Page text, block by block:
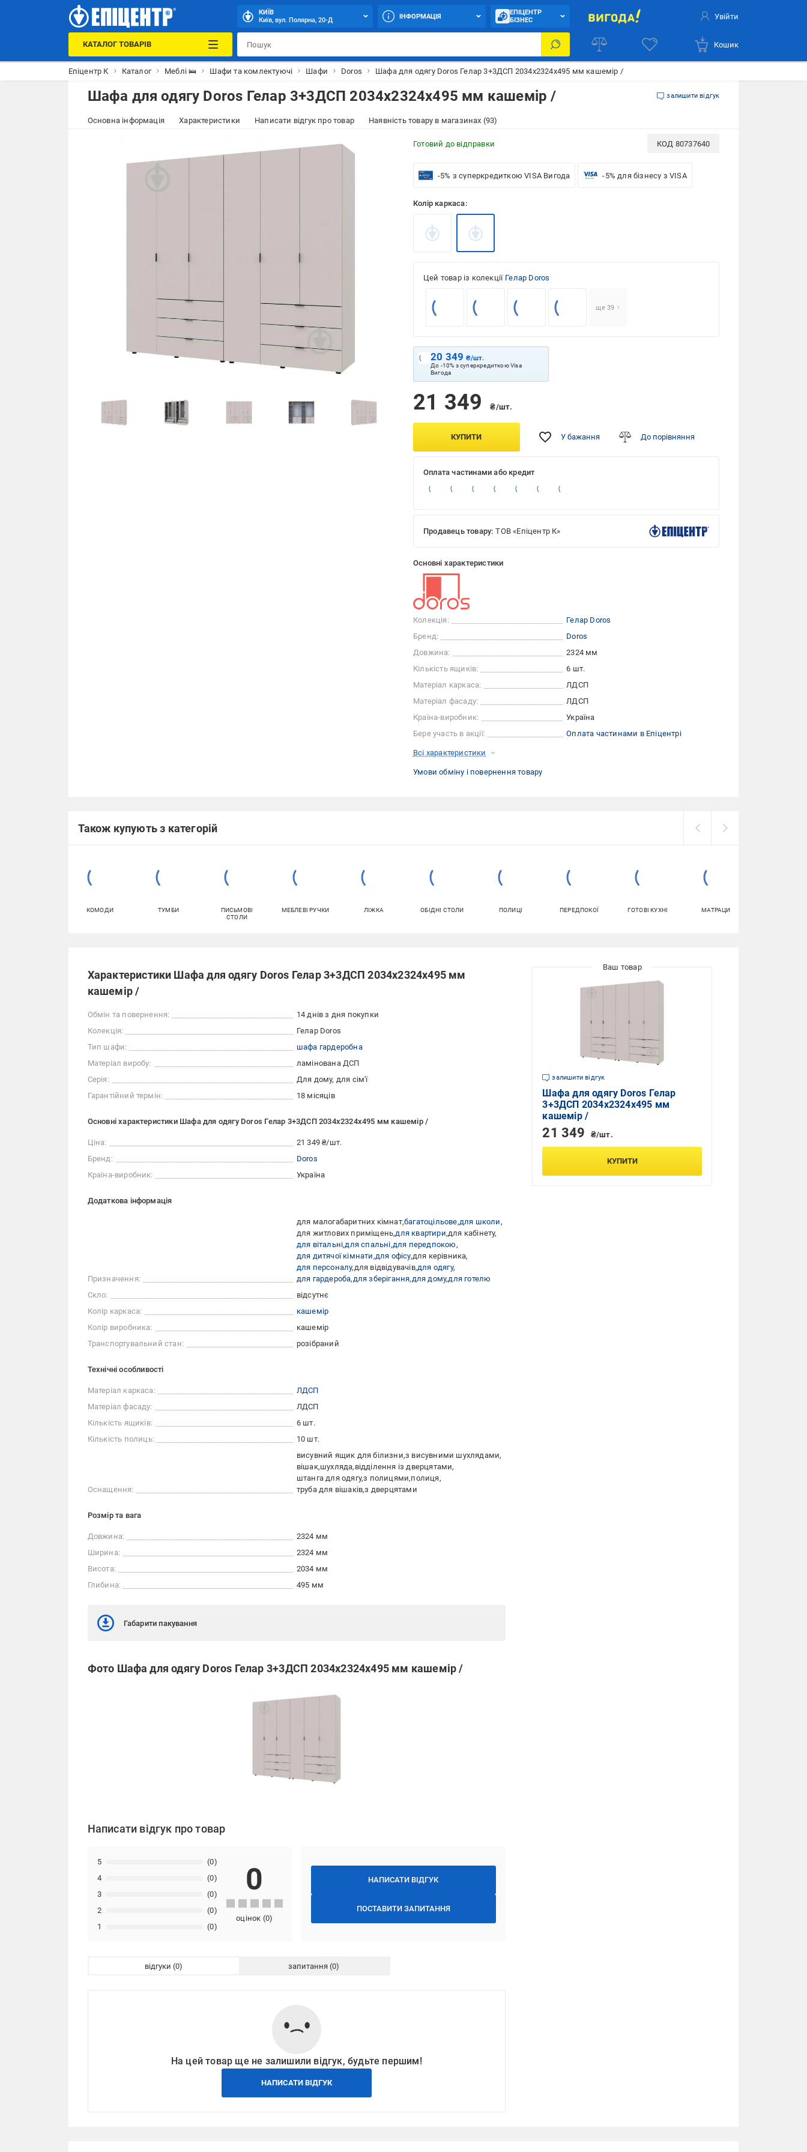
КИЇВ
Київ, вул. Полярна, 20-Д
ІНФОРМАЦІЯ
ЕПІЦЕНТР
БІЗНЕС
Увійти
КАТАЛОГ ТОВАРІВ Кошик
Епіцентр К Каталог Меблі 🛌 Шафи та комлектуючі Шафи Doros Шафа для одягу Doros Гелар 3+3ДСП 2034х2324х495 мм кашемір /
Шафа для одягу Doros Гелар 3+3ДСП 2034х2324х495 мм кашемір / залишити відгук
Основна інформація Характеристики Написати відгук про товар Наявність товару в магазинах (93)
Готовий до відправки КОД 80737640
-5% з суперкредиткою VISA Вигода -5% для бізнесу з VISA
Колір каркаса:
Цей товар із колекції Гелар Doros
ще 39
20 349₴/шт.
До -10% з суперкредиткою Visa
Вигода
21 349 ₴/шт.
КУПИТИ У бажання До порівняння
Оплата частинами або кредит
Продавець товару: ТОВ «Епіцентр К»
Основні характеристики
Колекція:
Гелар Doros
Бренд:
Doros
Довжина:
2324 мм
Кількість ящиків:
6 шт.
Матеріал каркаса:
ЛДСП
Матеріал фасаду:
ЛДСП
Країна-виробник:
Україна
Бере участь в акції:
Оплата частинами в Епіцентрі
Всі характеристики
Умови обміну і повернення товару
Також купують з категорій
КОМОДИ ТУМБИ
ПИСЬМОВІ
СТОЛИ
МЕБЛЕВІ РУЧКИ ЛІЖКА ОБІДНІ СТОЛИ ПОЛИЦІ ПЕРЕДПОКОЇ ГОТОВІ КУХНІ МАТРАЦИ
Характеристики Шафа для одягу Doros Гелар 3+3ДСП 2034х2324х495 мм
кашемір /
Обмін та повернення:
14 днів з дня покупки
Колекція:
Гелар Doros
Тип шафи:
шафа гардеробна
Матеріал виробу:
ламінована ДСП
Серія:
Для дому, для сім'ї
Гарантійний термін:
18 місяців
Основні характеристики Шафа для одягу Doros Гелар 3+3ДСП 2034х2324х495 мм кашемір /
Ціна:
21 349 ₴/шт.
Бренд:
Doros
Країна-виробник:
Україна
Додаткова інформація
Призначення:
для малогабаритних кімнат багатоцільове для школи
для житлових приміщень для квартири для кабінету
для вітальні для спальні для передпокою
для дитячої кімнати для офісу для керівника
для персоналу для відвідувачів для одягу
для гардероба для зберігання для дому для готелю
Скло:
відсутнє
Колір каркаса:
кашемір
Колір виробника:
кашемір
Транспортувальний стан:
розібраний
Технічні особливості
Матеріал каркаса:
ЛДСП
Матеріал фасаду:
ЛДСП
Кількість ящиків:
6 шт.
Кількість полиць:
10 шт.
Оснащення:
висувний ящик для білизни з висувними шухлядами
вішак шухляда відділення із дверцятами
штанга для одягу з полицями полиця
труба для вішаків з дверцятами
Розмір та вага
Довжина:
2324 мм
Ширина:
2324 мм
Висота:
2034 мм
Глибина:
495 мм
Габарити пакування
Фото Шафа для одягу Doros Гелар 3+3ДСП 2034х2324х495 мм кашемір /
Написати відгук про товар
НАПИСАТИ ВІДГУК
ПОСТАВИТИ ЗАПИТАННЯ
1 (0)
2 (0)
3 (0)
4 (0)
5 (0)
0
оцінок (0)
відгуки запитання
На цей товар ще не залишили відгук, будьте першим!
НАПИСАТИ ВІДГУК
залишити відгук
Шафа для одягу Doros Гелар
3+3ДСП 2034х2324х495 мм
кашемір /
21 349 ₴/шт.
КУПИТИ